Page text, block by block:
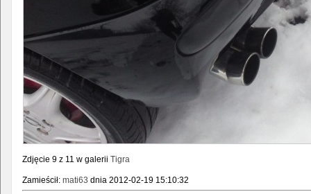
Zdjęcie 9 z 11 w galerii Tigra
Zamieścił: mati63 dnia 2012-02-19 15:10:32